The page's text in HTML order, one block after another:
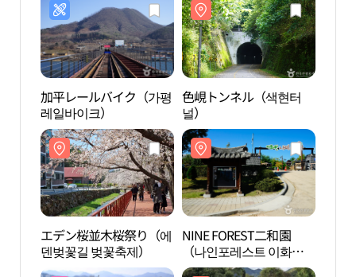
加平レールバイク（가평
레일바이크）
色峴トンネル（색현터
널）
エデン桜並木桜祭り（에
덴벚꽃길 벚꽃축제）
NINE FOREST二和園
（나인포레스트 이화
원）